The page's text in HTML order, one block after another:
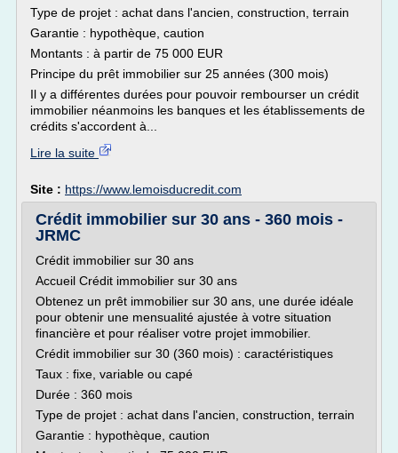
Type de projet : achat dans l'ancien, construction, terrain
Garantie : hypothèque, caution
Montants : à partir de 75 000 EUR
Principe du prêt immobilier sur 25 années (300 mois)
Il y a différentes durées pour pouvoir rembourser un crédit
immobilier néanmoins les banques et les établissements de
crédits s'accordent à...
Lire la suite
Site : https://www.lemoisducredit.com
Crédit immobilier sur 30 ans - 360 mois -
JRMC
Crédit immobilier sur 30 ans
Accueil Crédit immobilier sur 30 ans
Obtenez un prêt immobilier sur 30 ans, une durée idéale
pour obtenir une mensualité ajustée à votre situation
financière et pour réaliser votre projet immobilier.
Crédit immobilier sur 30 (360 mois) : caractéristiques
Taux : fixe, variable ou capé
Durée : 360 mois
Type de projet : achat dans l'ancien, construction, terrain
Garantie : hypothèque, caution